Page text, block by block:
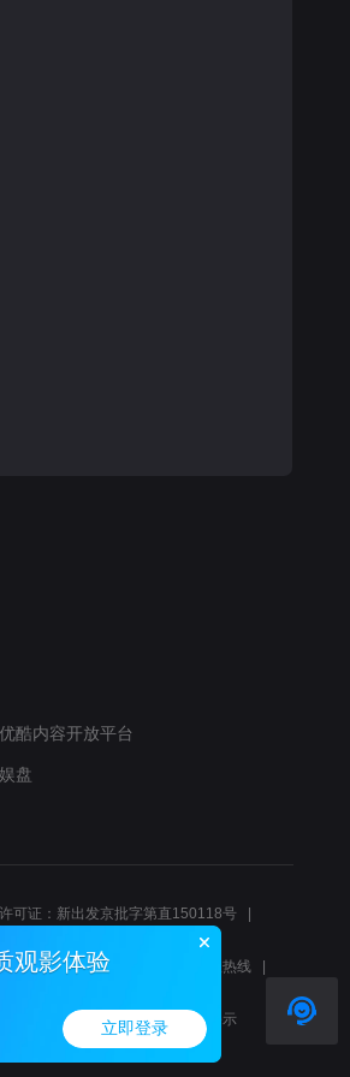
观影体验
立即登录
优酷内容开放平台
娱盘
可证：新出发京批字第直150118号
中心
北京12345文化市场举报热线
inc.com
算法公示